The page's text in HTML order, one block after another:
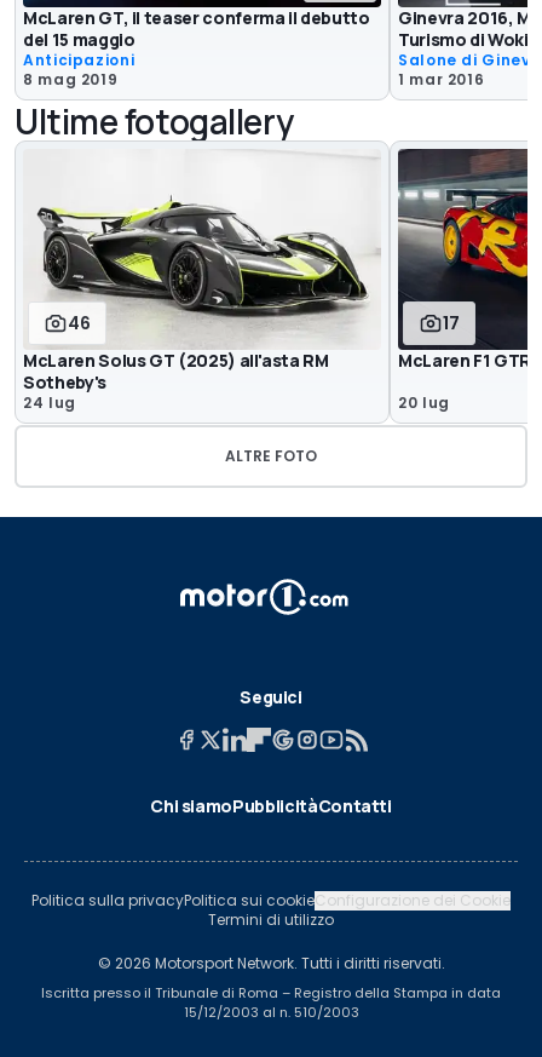
McLaren GT, il teaser conferma il debutto
del 15 maggio
Anticipazioni
8 mag 2019
Ginevra 2016,
Turismo di
Salone di
1 mar 2016
Ultime fotogallery
46
McLaren Solus GT (2025) all'asta RM
Sotheby's
24 lug
17
McLaren F1 GTR
20 lug
ALTRE FOTO
Seguici
Chi siamoPubblicitàContatti
Politica sulla privacyPolitica sui cookieConfigurazione dei Cookie
Termini di utilizzo
© 2026 Motorsport Network. Tutti i diritti riservati.
Iscritta presso il Tribunale di Roma – Registro della Stampa in data
15/12/2003 al n. 510/2003